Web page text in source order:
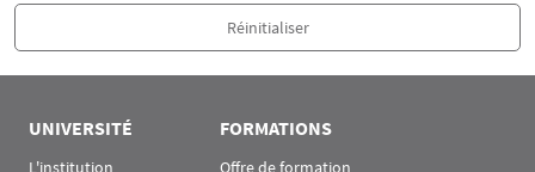
UNIVERSITÉ
L'institution
FORMATIONS
Offre de formation